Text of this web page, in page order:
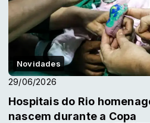
Novidades
29/06/2026
Hospitais do Rio
nascem durante a Copa